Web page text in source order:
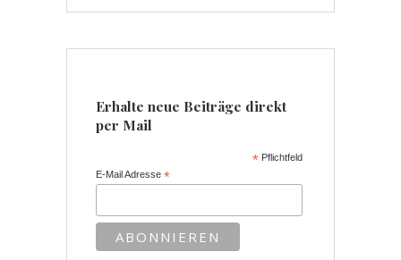
Erhalte neue Beiträge direkt
per Mail
* Pflichtfeld
E-Mail Adresse*